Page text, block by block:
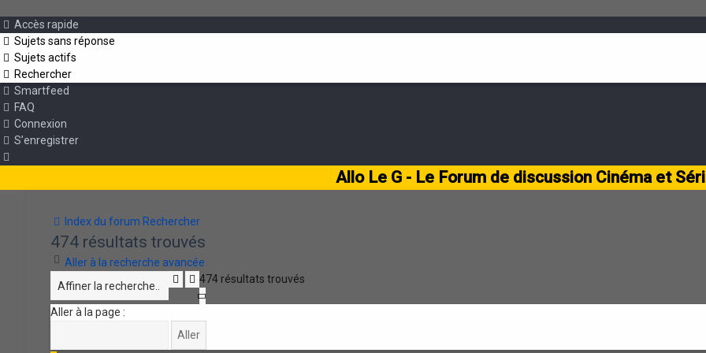
Accès rapide
Sujets sans réponse
Sujets actifs
Rechercher
Smartfeed
FAQ
Connexion
S’enregistrer
Allo Le G - Le Forum de discussion Cinéma et
Index du forum Rechercher
474 résultats trouvés
Aller à la recherche avancée
Rechercher
Recherche
avancée
474 résultats trouvés
Page
Aller à la page :